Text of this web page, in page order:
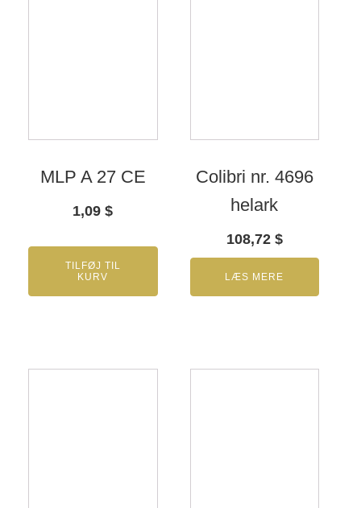
MLP A 27 CE
1,09$
TILFØJ TIL
KURV
Colibri nr. 4696
helark
108,72 $
LÆS MERE